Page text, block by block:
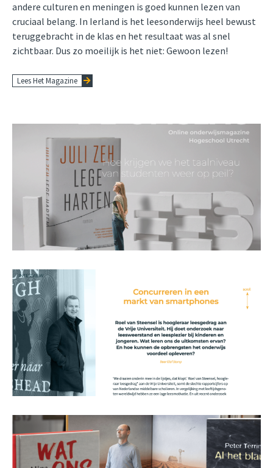
andere culturen en meningen is goed kunnen lezen van
cruciaal belang. In Ierland is het leesonderwijs heel bewust
teruggebracht in de klas en het resultaat was al snel
zichtbaar. Dus zo moeilijk is het niet: Gewoon lezen!
Lees Het Magazine